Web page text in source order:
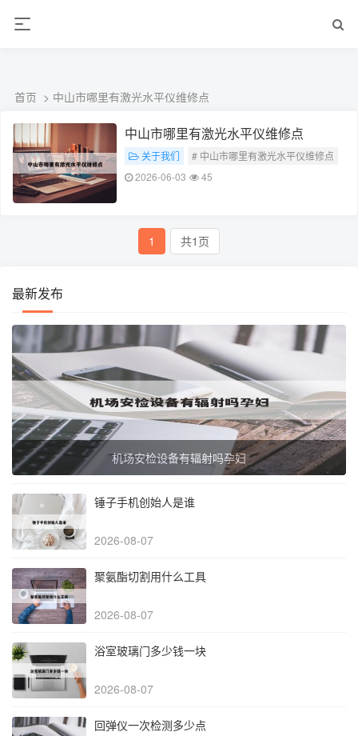
销售公司
首页 > 中山市哪里有激光水平仪维修点
中山市哪里有激光水平仪维修点
关于我们
# 中山市哪里有激光水平仪维修点
2026-06-03
45
1 共1页
最新发布
机场安检设备有辐射吗孕妇
锤子手机创始人是谁
2026-08-07
聚氨酯切割用什么工具
2026-08-07
浴室玻璃门多少钱一块
2026-08-07
回弹仪一次检测多少点